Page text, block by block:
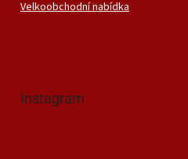
Velkoobchodní nabídka
Instagram